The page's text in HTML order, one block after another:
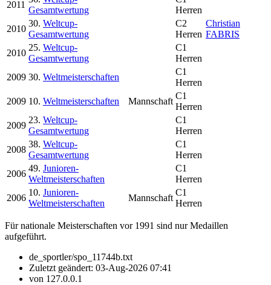
2011
Gesamtwertung
Herren
2010
30. Weltcup-
Gesamtwertung
C2
Herren
Christian
FABRIS
2010
25. Weltcup-
Gesamtwertung
C1
Herren
2009 30. Weltmeisterschaften
C1
Herren
2009 10. Weltmeisterschaften Mannschaft
C1
Herren
2009
23. Weltcup-
Gesamtwertung
C1
Herren
2008
38. Weltcup-
Gesamtwertung
C1
Herren
2006
49. Junioren-
Weltmeisterschaften
C1
Herren
2006
10. Junioren-
Weltmeisterschaften
Mannschaft
C1
Herren
Für nationale Meisterschaften vor 1991 sind nur Medaillen
aufgeführt.
de_sportler/spo_11744b.txt
Zuletzt geändert: 03-Aug-2026 07:41
von 127.0.0.1